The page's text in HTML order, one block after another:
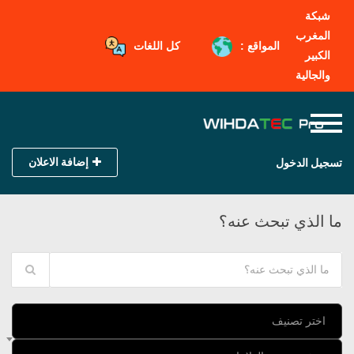
شبكة
المغرب
الكبير
والجالية
المواقع : كل اللغات
تسجيل الدخول إضافة الاعلان
ما الذي تبحث عنه؟
اختر تصنيف